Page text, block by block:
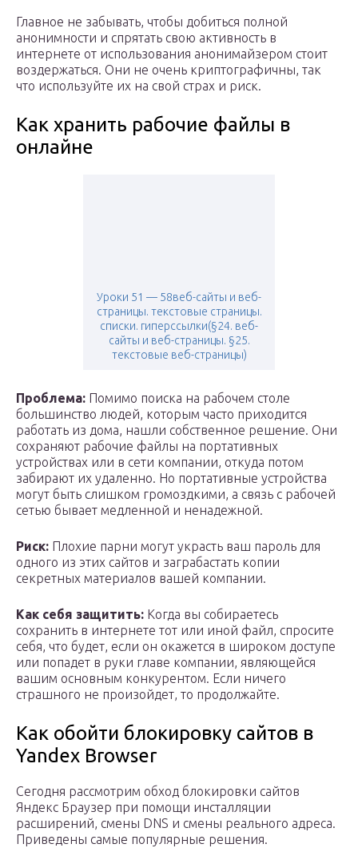
Главное не забывать, чтобы добиться полной
анонимности и спрятать свою активность в
интернете от использования анонимайзером стоит
воздержаться. Они не очень криптографичны, так
что используйте их на свой страх и риск.
Как хранить рабочие файлы в
онлайне
Уроки 51 — 58веб-сайты и веб-
страницы. текстовые страницы.
списки. гиперссылки(§24. веб-
сайты и веб-страницы. §25.
текстовые веб-страницы)
Проблема: Помимо поиска на рабочем столе
большинство людей, которым часто приходится
работать из дома, нашли собственное решение. Они
сохраняют рабочие файлы на портативных
устройствах или в сети компании, откуда потом
забирают их удаленно. Но портативные устройства
могут быть слишком громоздкими, а связь с рабочей
сетью бывает медленной и ненадежной.
Риск: Плохие парни могут украсть ваш пароль для
одного из этих сайтов и заграбастать копии
секретных материалов вашей компании.
Как себя защитить: Когда вы собираетесь
сохранить в интернете тот или иной файл, спросите
себя, что будет, если он окажется в широком доступе
или попадет в руки главе компании, являющейся
вашим основным конкурентом. Если ничего
страшного не произойдет, то продолжайте.
Как обойти блокировку сайтов в
Yandex Browser
Сегодня рассмотрим обход блокировки сайтов
Яндекс Браузер при помощи инсталляции
расширений, смены DNS и смены реального адреса.
Приведены самые популярные решения.